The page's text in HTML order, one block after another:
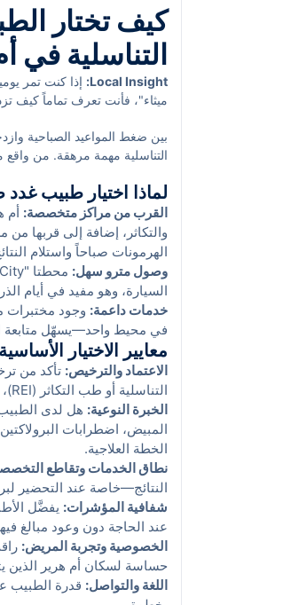
كيف تختار
التناسلية
Local Insight: إذا كنت تمر
الخور المدفوعة خياراً عملياً
متابعة الهرمونات والفحوصات
بين ضغط المواعيد الصباحية
التناسلية مهمة مرهقة. من واقع
لماذا اختيار طبيب
القرب من مراكز متخصصة:
والتكاثر، إضافة إلى قربها
الهرمونات صباحاً واستلام
وصول مترو سهل:
السيارة، وهو مفيد في أيام
خدمات داعمة:
في محيط واحد—يسهّل متابعة
معايير الاختيار
الاعتماد والترخيص:
التناسلية أو طب التكاثر (REI)، وعضوية جهات مثل ASRM أو ESHRE.
الخبرة النوعية: هل لدى
المبيض، اضطرابات
الخطة العلاجية.
نطاق الخدمات وتقاطع
النتائج—خاصة عند التحضير
شفافية المؤشرات: يفضَّل
عند الحاجة دون وعود مبالغ
الخصوصية وتجربة المريض:
حساسة لسكان أم هرير
اللغة والتواصل: قدرة الطبيب